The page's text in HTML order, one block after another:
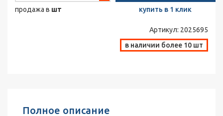
продажа в шт купить в 1 клик
Артикул: 2025695
в наличии более 10 шт
Полное описание